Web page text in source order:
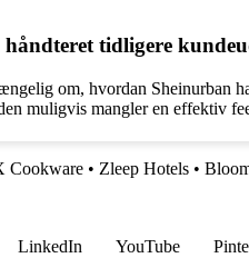
tidligere
om, hvordan Sheinurban
muligvis mangler en effektiv
Cookware • Zleep Hotels •
LinkedIn YouTube